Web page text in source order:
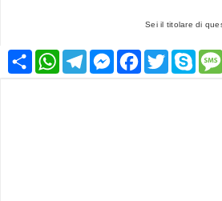
Sei il titolare di
CondividiWhatsApp
TelegramMessenger
Facebook
Twitter